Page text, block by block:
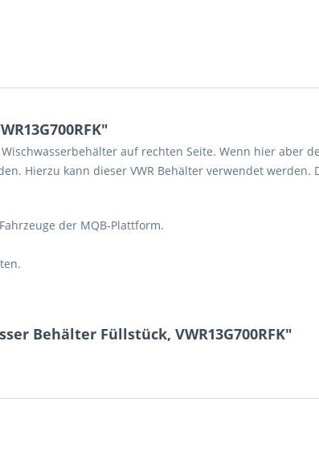
auf rechten Seite. Wenn hier aber
Hierzu kann dieser VWR Behälter verwendet werden.
der MQB-Plattform.
Behälter Füllstück, VWR13G700RFK"